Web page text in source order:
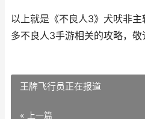
以上就是《不良人3》犬吠非
多不良人3手游相关的攻略，敬
王牌飞行员正在报道
« 上一篇